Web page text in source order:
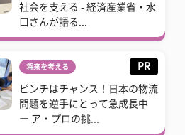
社会を支える - 経済産業省・水
口さんが語る...
将来を考える PR
ピンチはチャンス！日本の物流
問題を逆手にとって急成長中
ー ア・プロの挑...